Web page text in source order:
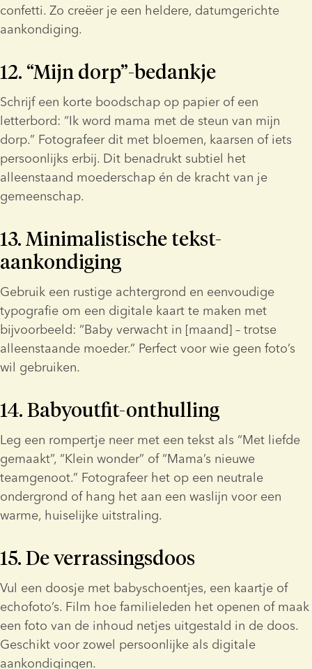
confetti. Zo creëer je een heldere, datumgerichte
aankondiging.
12. “Mijn dorp”-bedankje
Schrijf een korte boodschap op papier of een
letterbord: “Ik word mama met de steun van mijn
dorp.” Fotografeer dit met bloemen, kaarsen of iets
persoonlijks erbij. Dit benadrukt subtiel het
alleenstaand moederschap én de kracht van je
gemeenschap.
13. Minimalistische tekst-
aankondiging
Gebruik een rustige achtergrond en eenvoudige
typografie om een digitale kaart te maken met
bijvoorbeeld: “Baby verwacht in [maand] – trotse
alleenstaande moeder.” Perfect voor wie geen foto’s
wil gebruiken.
14. Babyoutfit-onthulling
Leg een rompertje neer met een tekst als “Met liefde
gemaakt”, “Klein wonder” of “Mama’s nieuwe
teamgenoot.” Fotografeer het op een neutrale
ondergrond of hang het aan een waslijn voor een
warme, huiselijke uitstraling.
15. De verrassingsdoos
Vul een doosje met babyschoentjes, een kaartje of
echofoto’s. Film hoe familieleden het openen of maak
een foto van de inhoud netjes uitgestald in de doos.
Geschikt voor zowel persoonlijke als digitale
aankondigingen.